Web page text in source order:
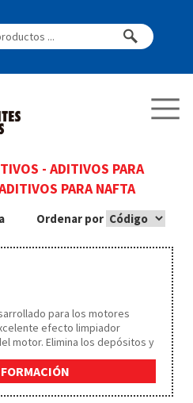
- ADITIVOS PARA
PARA NAFTA
Ordenar por
para los motores
efecto limpiador
motor. Elimina los depósitos y
el combustible y lo
y la oxidación.